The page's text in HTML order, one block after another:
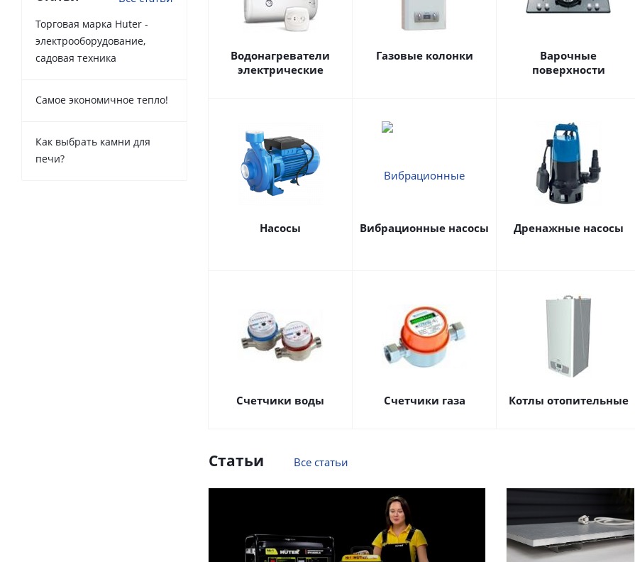
Водонагреватели
электрические
Газовые колонки
Варочные
поверхности
Насосы Вибрационные насосы Дренажные насосы
Счетчики воды Счетчики газа Котлы отопительные
Статьи Все статьи
Торговая марка Huter -
электрооборудование,
садовая техника
Самое экономичное тепло!
Как выбрать камни для
печи?